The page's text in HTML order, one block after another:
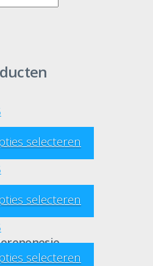
selecteren
selecteren
selecteren